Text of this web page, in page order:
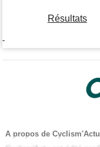
Résultats
-
A propos de Cyclism'Actu